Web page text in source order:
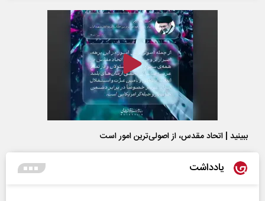
ببینید | اتحاد مقدس، از اصولی‌ترین امور است
یادداشت